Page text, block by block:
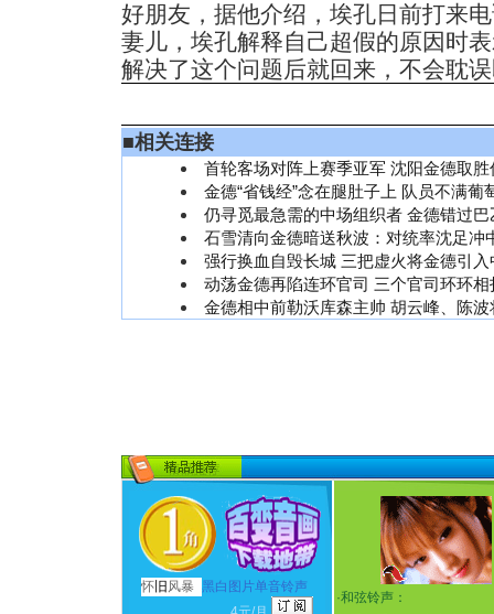
好朋友，据他介绍，埃孔日前打来
妻儿，埃孔解释自己超假的原因时
解决了这个问题后就回来，不会耽
■相关连接
首轮客场对阵上赛季亚军 沈阳金德取
金德“省钱经”念在腿肚子上 队员不满葡
仍寻觅最急需的中场组织者 金德错过
石雪清向金德暗送秋波：对统率沈足冲
强行换血自毁长城 三把虚火将金德引
动荡金德再陷连环官司 三个官司环环
金德相中前勒沃库森主帅 胡云峰、陈
怀 旧 风暴
黑白图片单音铃声
·和弦铃声：